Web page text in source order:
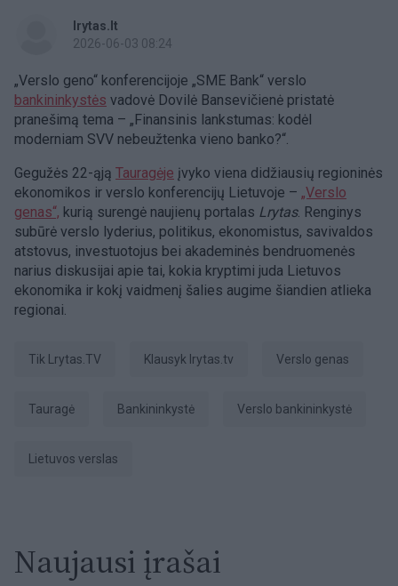
lrytas.lt
2026-06-03 08:24
„Verslo geno“ konferencijoje „SME Bank“ verslo
bankininkystės vadovė Dovilė Bansevičienė pristatė
pranešimą tema – „Finansinis lankstumas: kodėl
moderniam SVV nebeužtenka vieno banko?“.
Gegužės 22-ąją Tauragėje įvyko viena didžiausių regioninės
ekonomikos ir verslo konferencijų Lietuvoje – „Verslo
genas“, kurią surengė naujienų portalas Lrytas. Renginys
subūrė verslo lyderius, politikus, ekonomistus, savivaldos
atstovus, investuotojus bei akademinės bendruomenės
narius diskusijai apie tai, kokia kryptimi juda Lietuvos
ekonomika ir kokį vaidmenį šalies augime šiandien atlieka
regionai.
tik Lrytas.TV Klausyk lrytas.tv verslo genas
Tauragė bankininkystė verslo bankininkystė
Lietuvos verslas
Naujausi įrašai